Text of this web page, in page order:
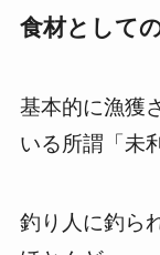
食材として
基本的に漁獲
いる所謂「未
釣り人に釣ら